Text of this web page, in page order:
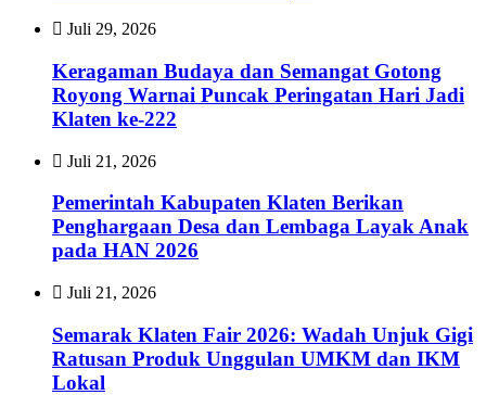
Juli 29, 2026
Keragaman Budaya dan Semangat Gotong
Royong Warnai Puncak Peringatan Hari Jadi
Klaten ke-222
Juli 21, 2026
Pemerintah Kabupaten Klaten Berikan
Penghargaan Desa dan Lembaga Layak Anak
pada HAN 2026
Juli 21, 2026
Semarak Klaten Fair 2026: Wadah Unjuk Gigi
Ratusan Produk Unggulan UMKM dan IKM
Lokal